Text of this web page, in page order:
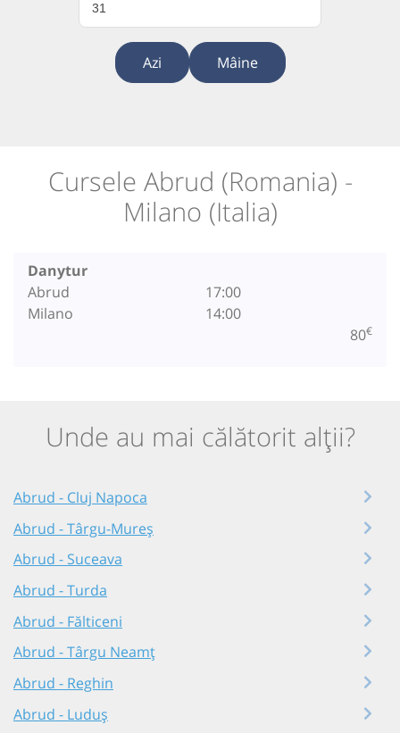
31
Azi Mâine
Cursele Abrud (Romania) -
Milano (Italia)
Danytur
Abrud
Milano
17:00
14:00
80€
Unde au mai călătorit alții?
Abrud - Cluj Napoca
Abrud - Târgu-Mureș
Abrud - Suceava
Abrud - Turda
Abrud - Fălticeni
Abrud - Târgu Neamț
Abrud - Reghin
Abrud - Luduș